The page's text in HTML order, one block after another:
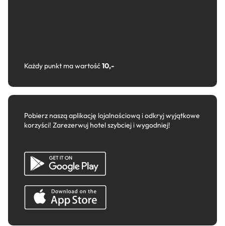
Każdy punkt ma wartość10,-
Pobierz naszą aplikację lojalnościową i odkryj wyjątkowe
korzyści! Zarezerwuj hotel szybciej i wygodniej!